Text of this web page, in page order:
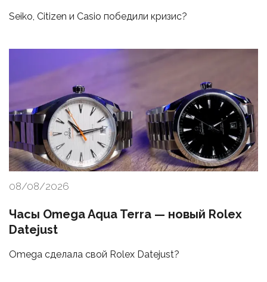
Seiko, Citizen и Casio победили кризис?
08/08/2026
Часы Omega Aqua Terra — новый Rolex
Datejust
Omega сделала свой Rolex Datejust?